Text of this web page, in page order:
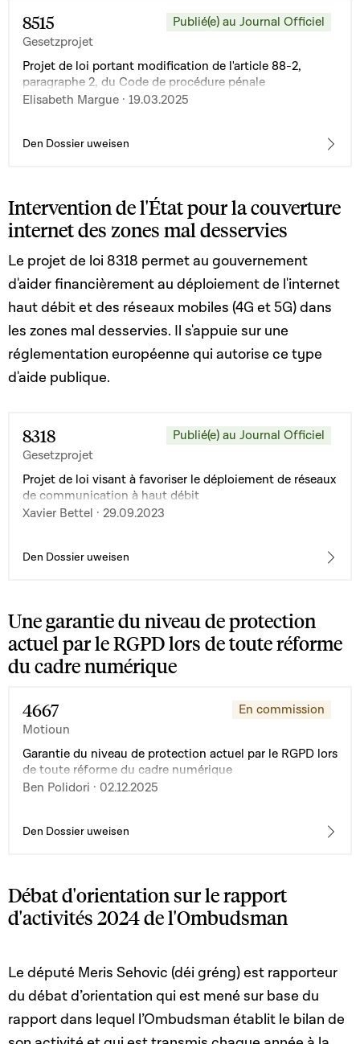
8515
Gesetzprojet
Publié(e) au Journal Officiel
Projet de loi portant modification de l'article 88-2,
paragraphe 2, du Code de procédure pénale
Elisabeth Margue · 19.03.2025
Den Dossier uweisen
Intervention de l'État pour la couverture
internet des zones mal desservies
Le projet de loi 8318 permet au gouvernement
d'aider financièrement au déploiement de l'internet
haut débit et des réseaux mobiles (4G et 5G) dans
les zones mal desservies. Il s'appuie sur une
réglementation européenne qui autorise ce type
d'aide publique.
8318
Gesetzprojet
Publié(e) au Journal Officiel
Projet de loi visant à favoriser le déploiement de réseaux
de communication à haut débit
Xavier Bettel · 29.09.2023
Den Dossier uweisen
Une garantie du niveau de protection
actuel par le RGPD lors de toute réforme
du cadre numérique
4667
Motioun
En commission
Garantie du niveau de protection actuel par le RGPD lors
de toute réforme du cadre numérique
Ben Polidori · 02.12.2025
Den Dossier uweisen
Débat d'orientation sur le rapport
d'activités 2024 de l'Ombudsman
Le député Meris Sehovic (déi gréng) est rapporteur
du débat d’orientation qui est mené sur base du
rapport dans lequel l’Ombudsman établit le bilan de